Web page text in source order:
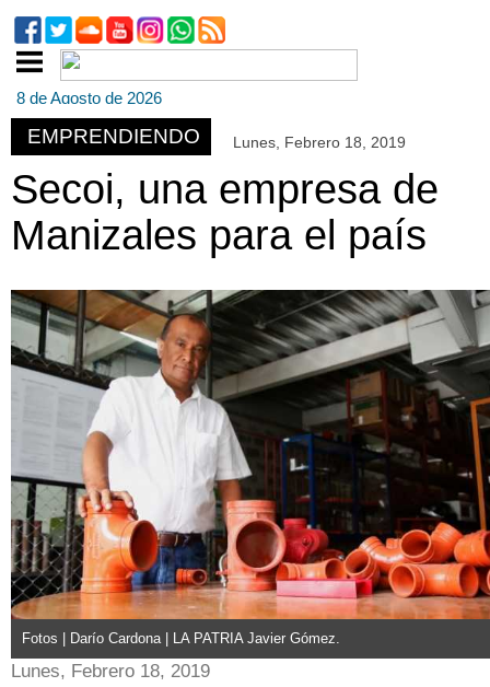
8 de Agosto de 2026
EMPRENDIENDO Lunes, Febrero 18, 2019
Secoi, una empresa de
Manizales para el país
Fotos | Darío Cardona | LA PATRIA Javier Gómez.
Lunes, Febrero 18, 2019